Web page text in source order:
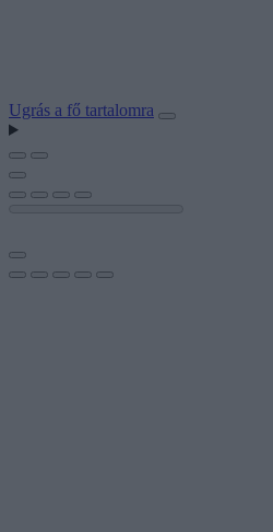
Ugrás a fő tartalomra